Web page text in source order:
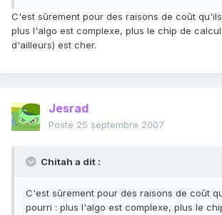
C'est sûrement pour des raisons de coût
plus l'algo est complexe, plus le chip de
d'ailleurs) est cher.
Jesrad
Posté 25 septembre 2007
Chitah a dit :
C'est sûrement pour des raisons de coût
pourri : plus l'algo est complexe, plus le